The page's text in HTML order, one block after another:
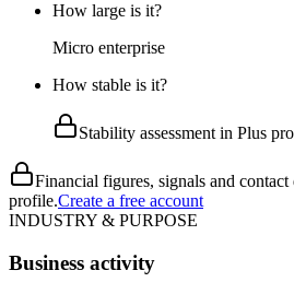
How large is it?
Micro enterprise
How stable is it?
Stability assessment in Plus
Financial figures, signals and contact
profile.Create a free account
INDUSTRY & PURPOSE
Business activity